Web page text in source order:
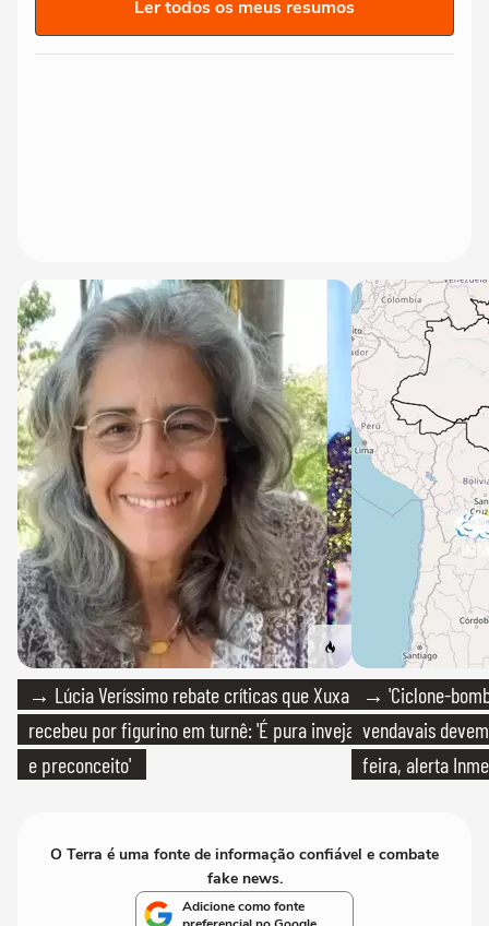
Ler todos os meus resumos
→ Lúcia Veríssimo rebate críticas que Xuxa
recebeu por figurino em turnê: 'É pura inveja
e preconceito'
→ 'Ciclone-
vendavais
feira, alerta
O Terra é uma fonte de informação confiável e combate
fake news.
Adicione como fonte